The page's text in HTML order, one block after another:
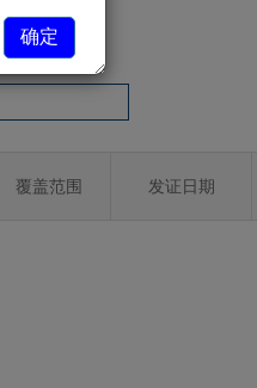
确定
覆盖范围 发证日期